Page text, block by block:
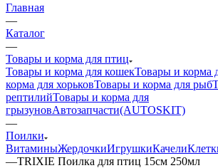
Главная
—
Каталог
—
Товары и корма для птиц
Товары и корма для кошекТовары и корма
корма для хорьковТовары и корма для рыб
рептилийТовары и корма для
грызуновАвтозапчасти(AUTOSKIT)
—
Поилки
ВитаминыЖердочкиИгрушкиКачели
—TRIXIE Поилка для птиц 15см 250мл